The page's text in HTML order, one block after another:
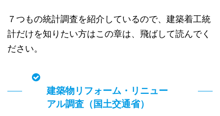
７つもの統計調査を紹介しているので、建築着工統
計だけを知りたい方はこの章は、飛ばして読んでく
ださい。
建築物リフォーム・リニュー
アル調査（国土交通省）